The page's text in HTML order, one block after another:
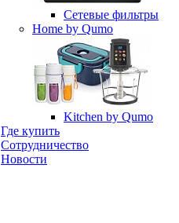
Сетевые фильтры
Home by Qumo
Kitchen by Qumo
Где купить
Сотрудничество
Новости